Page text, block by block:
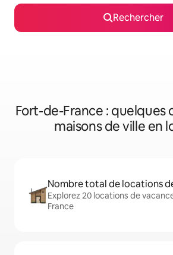
Rechercher
Fort-de-France : quelques
maisons de ville en
Nombre total de locations
Explorez 20 locations de
France